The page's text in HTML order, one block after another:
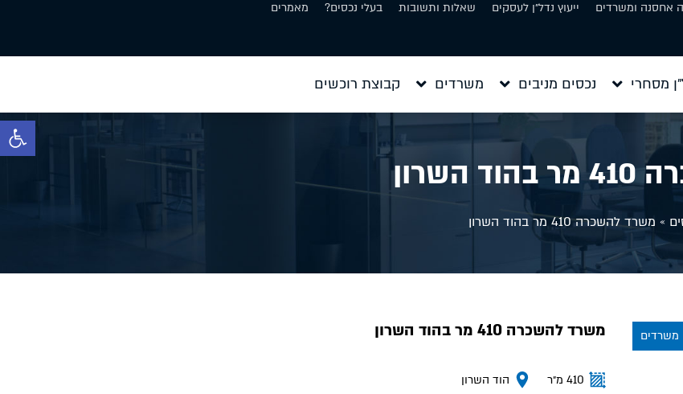
פתח
אחסנה ומשרדים ייעוץ נדל״ן לעסקים שאלות ותשובות בעלי נכסים?
מאמרים
מסחרי נכסים מניבים משרדים קבוצת רוכשים
השרון
» משרד להשכרה 410 מר בהוד השרון
משרדים משרד להשכרה 410 מר בהוד השרון
410 מ״ר הוד השרון